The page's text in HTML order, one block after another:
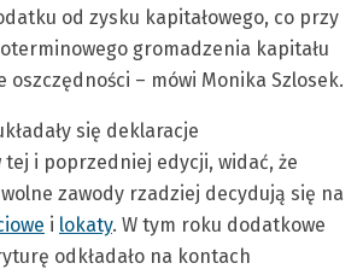
od zysku kapitałowego, co przy
gromadzenia kapitału
oszczędności – mówi Monika Szlosek.
się deklaracje
i poprzedniej edycji, widać, że
zawody rzadziej decydują się na
i lokaty. W tym roku dodatkowe
odkładało na kontach